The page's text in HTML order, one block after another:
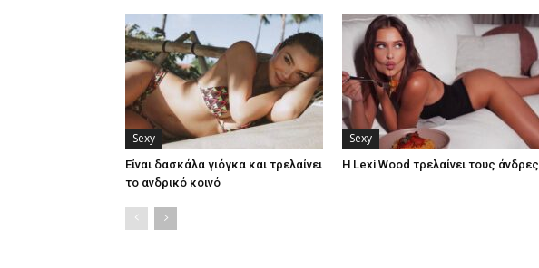
Sexy
Είναι δασκάλα γιόγκα και τρελαίνει
το ανδρικό κοινό
Sexy
Η Lexi Wood τρελαίνει τους άνδρες